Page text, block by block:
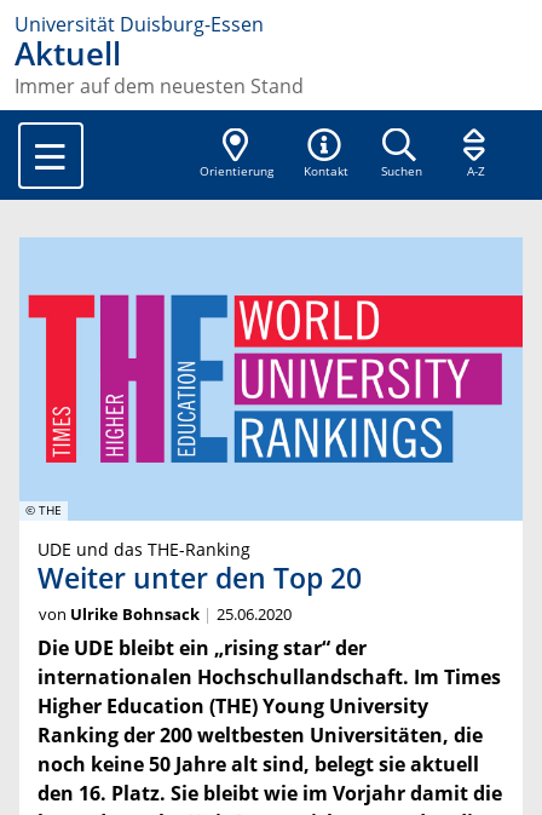
Universität Duisburg-Essen
Aktuell
Immer auf dem neuesten Stand
Orientierung Kontakt Suchen A-Z
© THE
UDE und das THE-Ranking
Weiter unter den Top 20
von Ulrike Bohnsack 25.06.2020
Die UDE bleibt ein „rising star“ der
internationalen Hochschullandschaft. Im Times
Higher Education (THE) Young University
Ranking der 200 weltbesten Universitäten, die
noch keine 50 Jahre alt sind, belegt sie aktuell
den 16. Platz. Sie bleibt wie im Vorjahr damit die